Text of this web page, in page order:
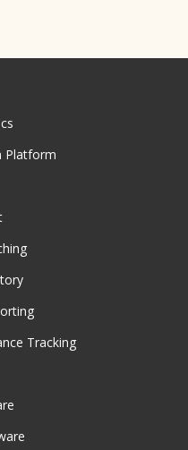
Platform
Tracking